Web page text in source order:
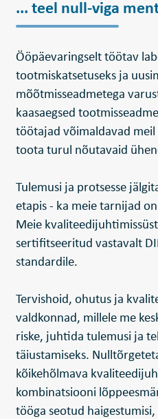
... teel null-viga
Ööpäevaringselt töötav
tootmiskatsetuseks ja
mõõtmisseadmetega
kaasaegsed
töötajad võimaldavad meil
toota turul nõutavaid
Tulemusi ja protsesse
etapis - ka meie tarnijad
Meie
sertifitseeritud vastavalt
standardile.
Tervishoid, ohutus ja
valdkonnad, millele me
riske, juhtida tulemusi ja
täiustamiseks.
kõikehõlmava
kombinatsiooni
tööga seotud